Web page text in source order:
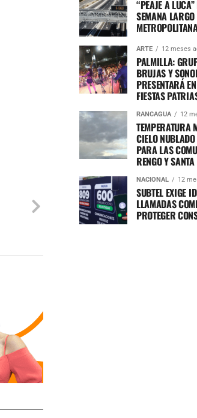
“PEAJE A
SEMANA
ARTE 12 meses
PALMILLA:
BRUJAS Y
PRESENTARÁ
FIESTAS
RANCAGUA 12
TEMPERATURA
CIELO
PARA LAS
RENGO Y
NACIONAL 12
SUBTEL EXIGE
LLAMADAS
PROTEGER